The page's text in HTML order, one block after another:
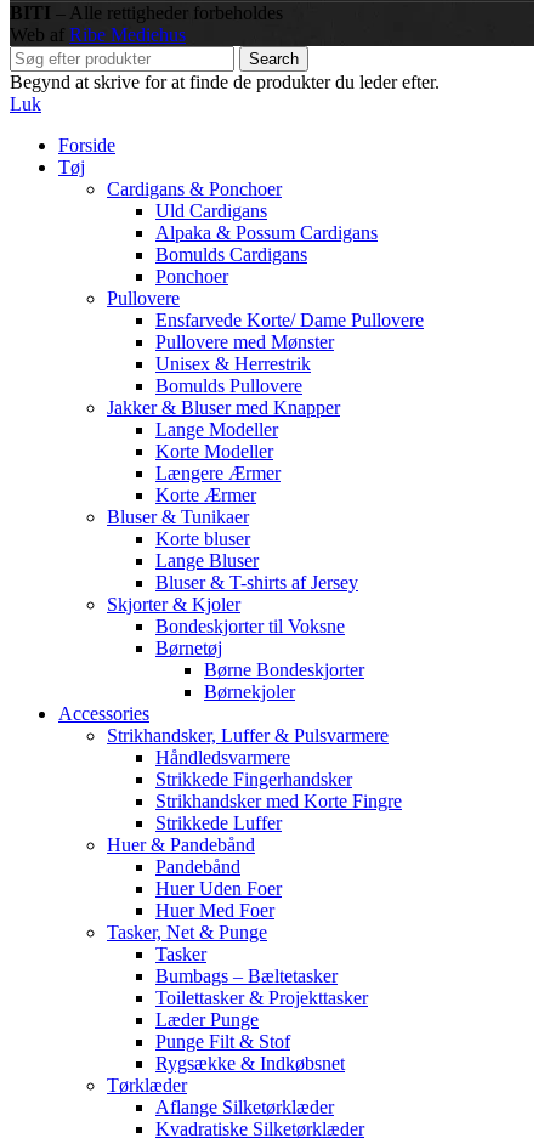
BITI – Alle rettigheder forbeholdes
Web af Ribe Mediehus
Search
Begynd at skrive for at finde de produkter du leder efter.
Luk
Forside
Tøj
Cardigans & Ponchoer
Uld Cardigans
Alpaka & Possum Cardigans
Bomulds Cardigans
Ponchoer
Pullovere
Ensfarvede Korte/ Dame Pullovere
Pullovere med Mønster
Unisex & Herrestrik
Bomulds Pullovere
Jakker & Bluser med Knapper
Lange Modeller
Korte Modeller
Længere Ærmer
Korte Ærmer
Bluser & Tunikaer
Korte bluser
Lange Bluser
Bluser & T-shirts af Jersey
Skjorter & Kjoler
Bondeskjorter til Voksne
Børnetøj
Børne Bondeskjorter
Børnekjoler
Accessories
Strikhandsker, Luffer & Pulsvarmere
Håndledsvarmere
Strikkede Fingerhandsker
Strikhandsker med Korte Fingre
Strikkede Luffer
Huer & Pandebånd
Pandebånd
Huer Uden Foer
Huer Med Foer
Tasker, Net & Punge
Tasker
Bumbags – Bæltetasker
Toilettasker & Projekttasker
Læder Punge
Punge Filt & Stof
Rygsække & Indkøbsnet
Tørklæder
Aflange Silketørklæder
Kvadratiske Silketørklæder